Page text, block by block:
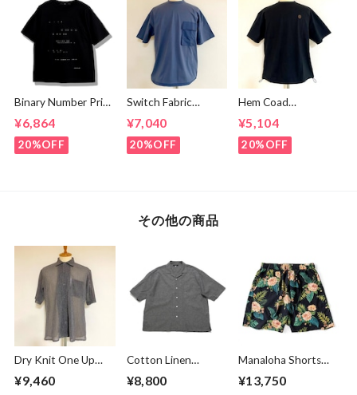
Binary Number Print
T-shirts Black
¥6,864
20%OFF
Switch Fabric
Pocket T-shirts
Ash Navy
¥7,040
20%OFF
Hem Coad
Embroidery T-
shirts Black /
Brown
¥5,104
20%OFF
その他の商品
Dry Knit One Up
Collar S/S Shirts
Beige
¥9,460
Cotton Linen
Chambray Open
Collar Shirts Black
¥8,800
Manaloha Shorts
Navy
¥13,750